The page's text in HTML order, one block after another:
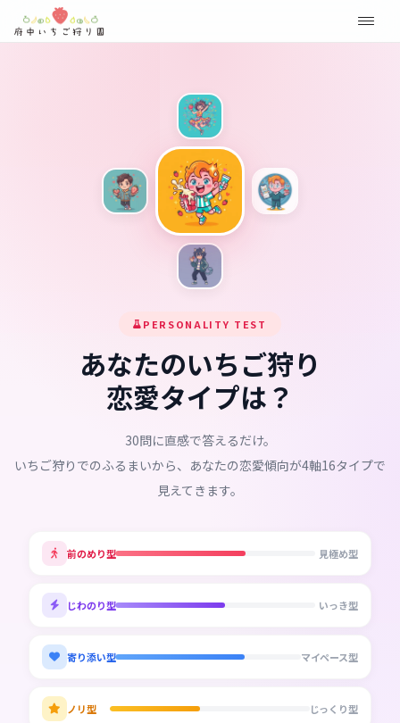
PERSONALITY TEST
あなたのいちご狩り
恋愛タイプは？
30問に直感で答えるだけ。
いちご狩りでのふるまいから、あなたの恋愛傾向が4軸16タイプで
見えてきます。
前のめり型 見極め型
じわのり型 いっき型
寄り添い型 マイペース型
ノリ型 じっくり型